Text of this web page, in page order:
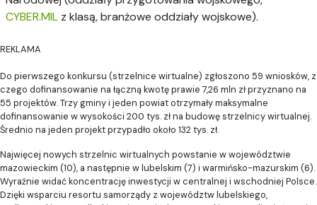
CYBER.MIL z klasą, branżowe oddziały wojskowe).
REKLAMA
Do pierwszego konkursu (strzelnice wirtualne) zgłoszono 59 wniosków, z
czego dofinansowanie na łączną kwotę prawie 7,26 mln zł przyznano na
55 projektów. Trzy gminy i jeden powiat otrzymały maksymalne
dofinansowanie w wysokości 200 tys. zł na budowę strzelnicy wirtualnej.
Średnio na jeden projekt przypadło około 132 tys. zł.
Najwięcej nowych strzelnic wirtualnych powstanie w województwie
mazowieckim (10), a następnie w lubelskim (7) i warmińsko-mazurskim (6).
Wyraźnie widać koncentrację inwestycji w centralnej i wschodniej Polsce.
Dzięki wsparciu resortu samorządy z województw lubelskiego,